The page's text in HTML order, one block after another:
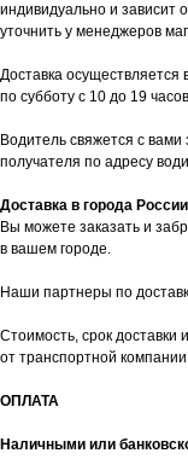
индивидуально и зависит
уточнить у менеджеров
Доставка осуществляется
по субботу с 10 до 19
Водитель свяжется с вами
получателя по адресу
Доставка в города России
Вы можете заказать и
в вашем городе.
Наши партнеры по
Стоимость, срок доставки
от транспортной
ОПЛАТА
Наличными или
Контакты
Почта: komtep@yandex.ru
+7 (8552) 78-33-